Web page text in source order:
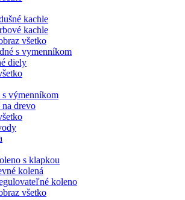
kachle
kachle
všetko
s vymenníkom
diely
s výmenníkom
na drevo
s klapkou
kolená
koleno
všetko